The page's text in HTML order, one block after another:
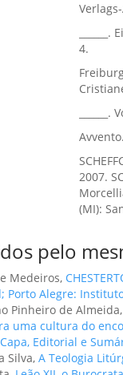
4.
2007.
(MI):
pelo
Medeiros,
Porto Alegre:
Pinheiro de
uma cultura do
Capa, Editorial e
Silva, A Teologia